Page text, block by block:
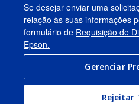
Links Sugeridos
Empresa
Conecte-se com a Epson
Se desejar enviar uma
relação às suas informações
formulário de Requisição de
Epson.
Gerenciar
Rejeitar